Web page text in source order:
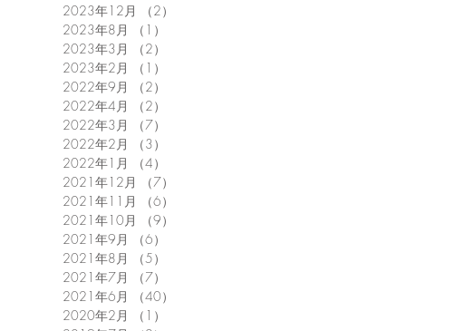
2023年12月 （2）
2023年8月
（1）
2023年3月
（2）
2023年2月
（1）
2022年9月
（2）
2022年4月
（2）
2022年3月
（7）
2022年2月
（3）
2022年1月
（4）
2021年12月
（7）
2021年11月
（6）
2021年10月
（9）
2021年9月
（6）
2021年8月
（5）
2021年7月
（7）
2021年6月
（40）
2020年2月
（1）